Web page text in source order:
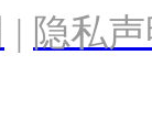
| 隐私